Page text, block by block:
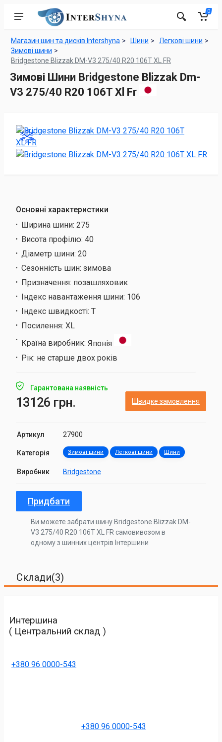
0
Магазин шин та дисків Intershyna Шини
Легкові шини
Зимові шини
Bridgestone Blizzak DM-V3 275/40 R20 106T XL FR
Зимові Шини Bridgestone Blizzak Dm-
V3 275/40 R20 106T Xl Fr
Основні характеристики
Ширина шини: 275
Висота профілю: 40
Діаметр шини: 20
Сезонність шин: зимова
Призначення: позашляховик
Індекс навантаження шини: 106
Індекс швидкості: T
Посилення: XL
Країна виробник: Японія
Рік: не старше двох років
Гарантована наявність
13126 грн. Швидке замовлення
Артикул 27900
Категорія Зимові шини Легкові шини Шини
Виробник Bridgestone
Придбати
Ви можете забрати шину Bridgestone Blizzak DM-
V3 275/40 R20 106T XL FR самовивозом в
одному з шинних центрів Інтершини
Склади(3)
Интершина
( Центральний склад )
+380 96 0000-543
+380 96 0000-543